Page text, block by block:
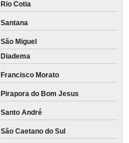
Rio Cotia
Santana
São Miguel
Diadema
Francisco Morato
Pirapora do Bom Jesus
Santo André
São Caetano do Sul